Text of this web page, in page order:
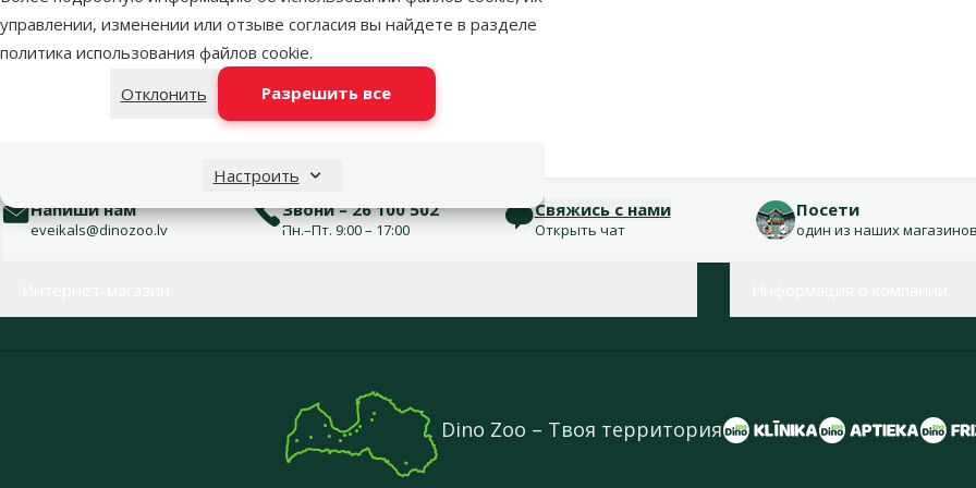
управлении, изменении или отзыве согласия вы найдете в разделе
политика использования файлов cookie.
Отклонить
Разрешить все
Настроить
Оценка 20% 0
Напиши нам
eveikals@dinozoo.lv
Звони – 26 100 502
Пн.–Пт. 9:00 – 17:00
Свяжись с нами
Открыть чат
Посети
один из наших
Dino Zoo – Твоя территория